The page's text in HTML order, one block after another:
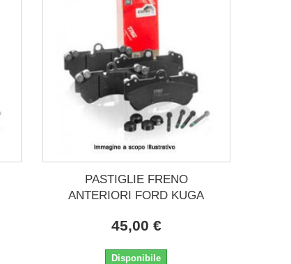
PASTIGLIE FRENO
ANTERIORI FORD KUGA
45,00 €
Disponibile